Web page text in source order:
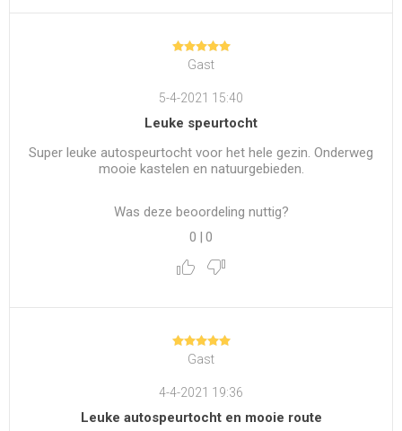
Gast
5-4-2021 15:40
Leuke speurtocht
Super leuke autospeurtocht voor het hele gezin. Onderweg
mooie kastelen en natuurgebieden.
Was deze beoordeling nuttig?
0 | 0
Gast
4-4-2021 19:36
Leuke autospeurtocht en mooie route